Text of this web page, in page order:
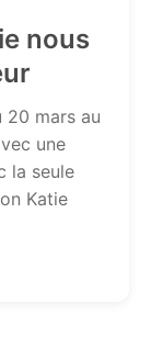
nous
20 mars au
une
la seule
Katie